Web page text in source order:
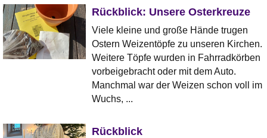
Rückblick: Unsere Osterkreuze
Viele kleine und große Hände trugen
Ostern Weizentöpfe zu unseren Kirchen.
Weitere Töpfe wurden in Fahrradkörben
vorbeigebracht oder mit dem Auto.
Manchmal war der Weizen schon voll im
Wuchs, ...
Rückblick